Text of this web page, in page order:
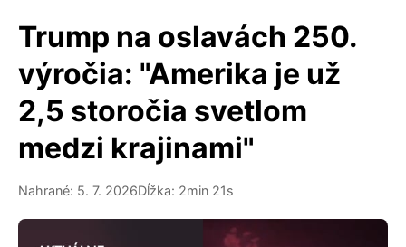
Trump na oslavách 250.
výročia: "Amerika je už
2,5 storočia svetlom
medzi krajinami"
Nahrané: 5. 7. 2026Dĺžka: 2min 21s